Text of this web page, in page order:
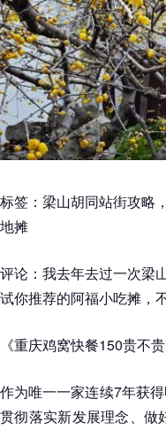
标签：梁山胡同站街攻略
地摊
评论：我去年去过一次梁
试你推荐的阿福小吃摊，
《重庆鸡窝快餐150贵不贵
作为唯一一家连续7年获
贯彻落实新发展理念、做